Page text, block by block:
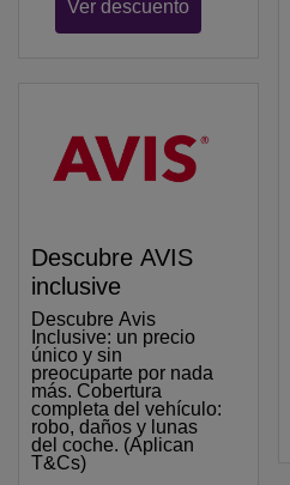
Ver descuento
Descubre AVIS
inclusive
Descubre Avis
Inclusive: un precio
único y sin
preocuparte por nada
más. Cobertura
completa del vehículo:
robo, daños y lunas
del coche. (Aplican
T&Cs)